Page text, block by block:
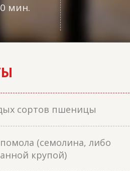
мин.
сортов пшеницы
(семолина, либо
крупой)